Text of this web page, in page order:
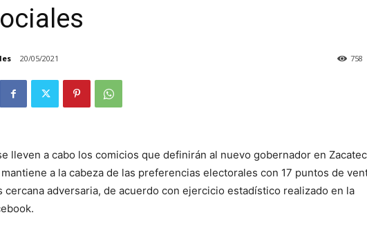
20/05/2021 758
lleven a cabo los comicios que definirán al nuevo gobernador en
a la cabeza de las preferencias electorales con 17 puntos de
cercana adversaria, de acuerdo con ejercicio estadístico realizado en la